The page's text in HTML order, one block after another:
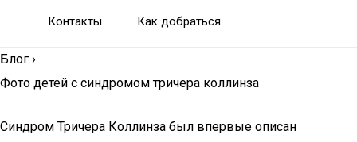
Контакты Как добраться
Блог ›
Фото детей с синдромом тричера коллинза
Синдром Тричера Коллинза был впервые описан